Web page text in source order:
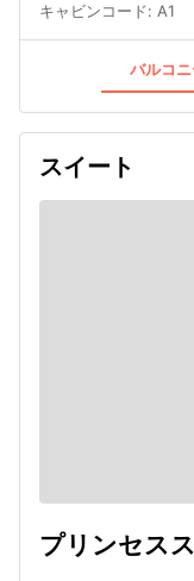
キャビンコード: A1
バルコ
スイート
プリンセス